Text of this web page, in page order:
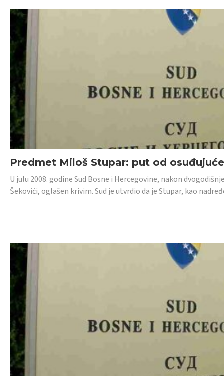
Predmet Miloš Stupar: put od
U julu 2008. godine Sud Bosne i Hercegovine, nakon
Šekovići, oglašen krivim. Sud je utvrdio da je Stupar, kao